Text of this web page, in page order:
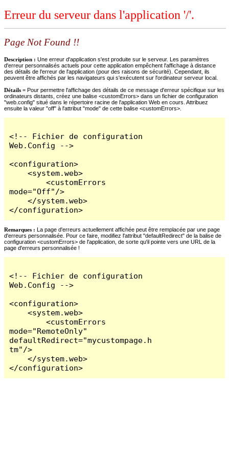
Erreur du serveur dans l'application '/'.
Page Not Found !!
Description : Une erreur d'application s'est produite sur le serveur. Les paramètres
d'erreur personnalisés actuels pour cette application empêchent l'affichage à distance
des détails de l'erreur de l'application (pour des raisons de sécurité). Cependant, ils
peuvent être affichés par les navigateurs qui s'exécutent sur l'ordinateur serveur local.
Détails = Pour permettre l'affichage des détails de ce message d'erreur spécifique sur les
ordinateurs distants, créez une balise <customErrors> dans un fichier de configuration
"web.config" situé dans le répertoire racine de l'application Web en cours. Attribuez
ensuite la valeur "off" à l'attribut "mode" de cette balise <customErrors>.
<!-- Fichier de configuration
Web.Config -->
<configuration>
    <system.web>
        <customErrors
mode="Off"/>
    </system.web>
</configuration>
Remarques : La page d'erreurs actuellement affichée peut être remplacée par une page
d'erreurs personnalisée. Pour ce faire, modifiez l'attribut "defaultRedirect" de la balise de
configuration <customErrors> de l'application, de sorte qu'il pointe vers une URL de la
page d'erreurs personnalisée !
<!-- Fichier de configuration
Web.Config -->
<configuration>
    <system.web>
        <customErrors
mode="RemoteOnly"
defaultRedirect="mycustompage.h
tm"/>
    </system.web>
</configuration>